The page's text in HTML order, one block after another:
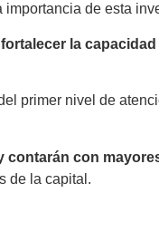
importancia de esta
la
primer nivel de
contarán con
de la capital.